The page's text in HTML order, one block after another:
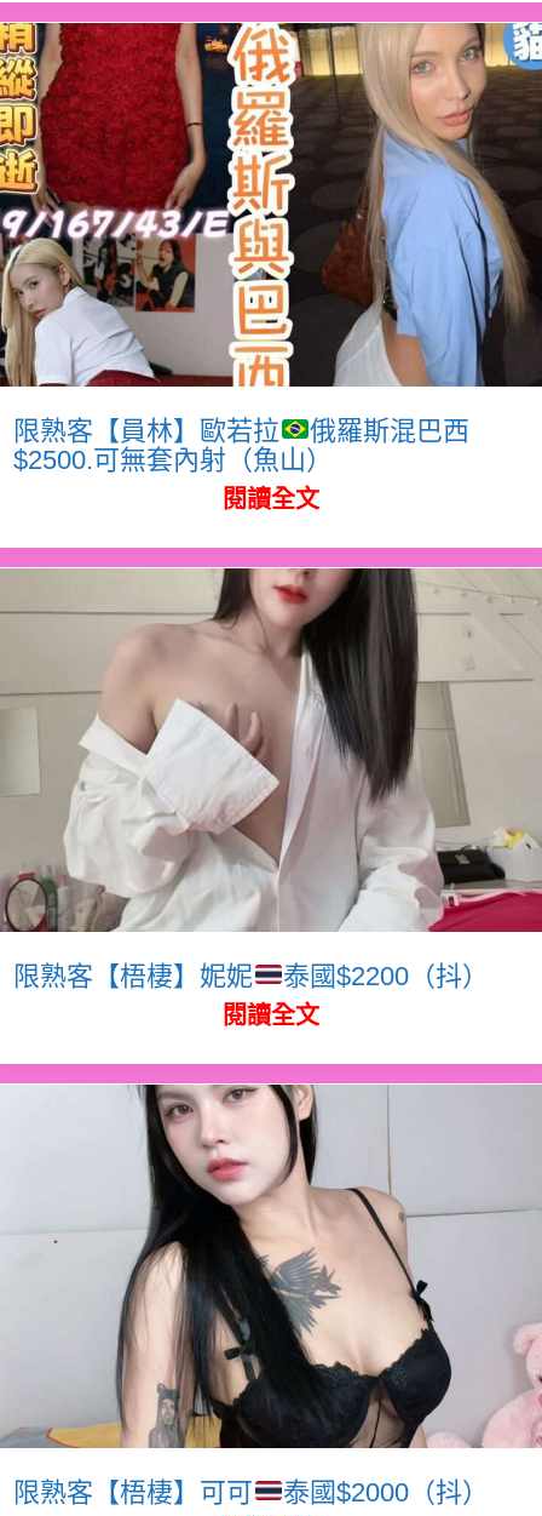
限熟客【員林】歐若拉
俄羅斯混巴西
$2500.可無套內射（魚山）
閱讀全文
限熟客【梧棲】妮妮 泰國$2200（抖）
閱讀全文
限熟客【梧棲】可可 泰國$2000（抖）